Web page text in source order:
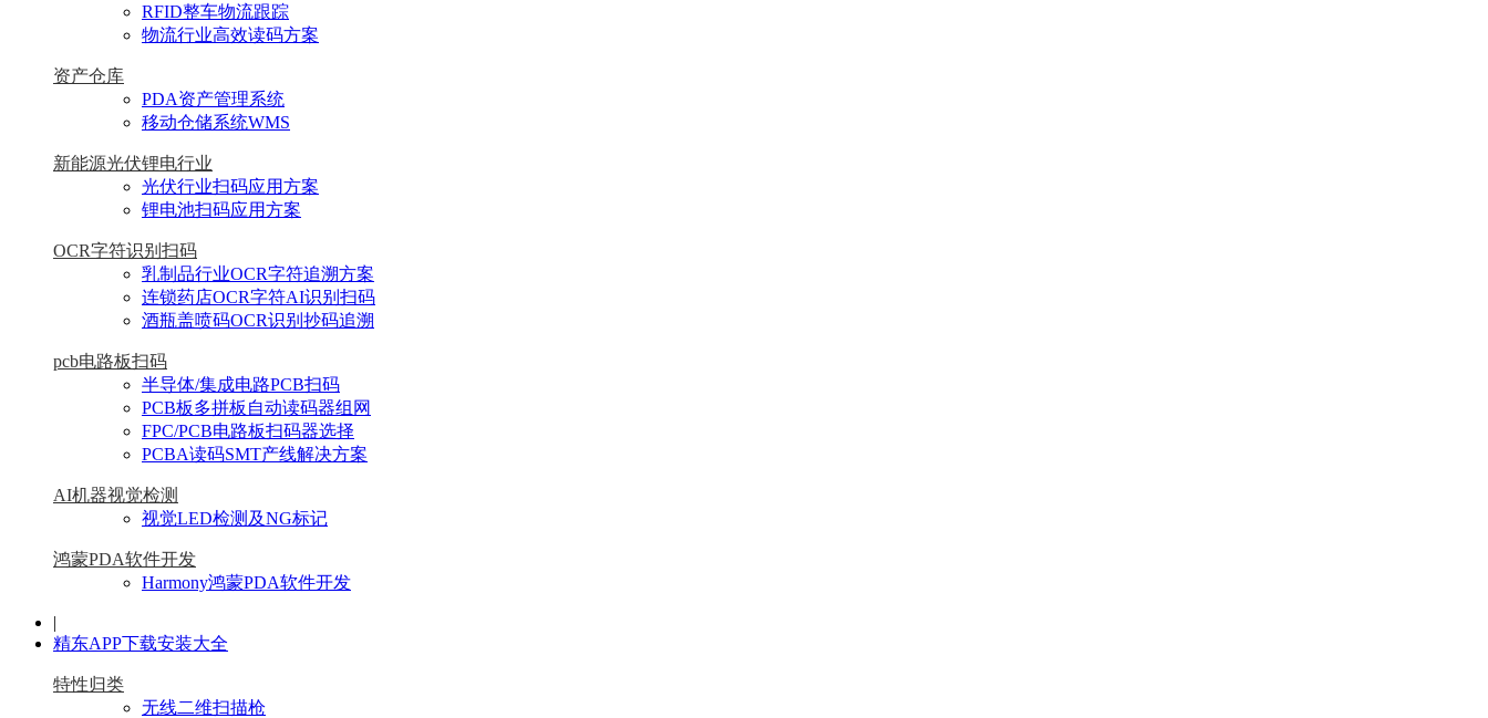
RFID整车物流跟踪
物流行业高效读码方案
资产仓库
PDA资产管理系统
移动仓储系统WMS
新能源光伏锂电行业
光伏行业扫码应用方案
锂电池扫码应用方案
OCR字符识别扫码
乳制品行业OCR字符追溯方案
连锁药店OCR字符AI识别扫码
酒瓶盖喷码OCR识别抄码追溯
pcb电路板扫码
半导体/集成电路PCB扫码
PCB板多拼板自动读码器组网
FPC/PCB电路板扫码器选择
PCBA读码SMT产线解决方案
AI机器视觉检测
视觉LED检测及NG标记
鸿蒙PDA软件开发
Harmony鸿蒙PDA软件开发
|
精东APP下载安装大全
特性归类
无线二维扫描枪